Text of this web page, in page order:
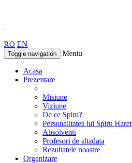
RO EN
Toggle navigation Meniu
Acasa
Prezentare
Misiune
Viziune
De ce Spiru?
Personalitatea lui Spiru Haret
Absolventi
Profesori de altadata
Rezultatele noastre
Organizare